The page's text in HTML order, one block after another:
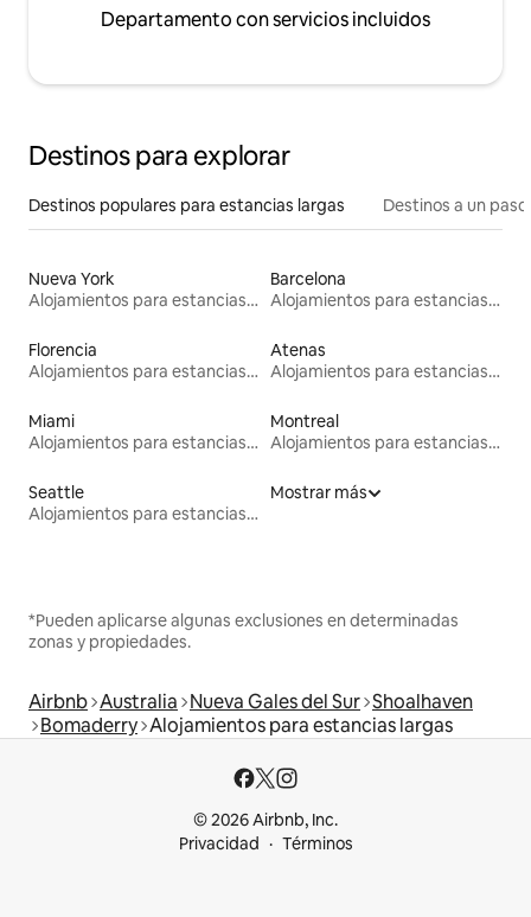
Departamento con servicios incluidos
Destinos para explorar
Destinos populares para estancias largas Destinos a un
Nueva York
Alojamientos para estancias largas
Barcelona
Alojamientos para estancias largas
Florencia
Alojamientos para estancias largas
Atenas
Alojamientos para estancias largas
Miami
Alojamientos para estancias largas
Montreal
Alojamientos para estancias largas
Seattle
Alojamientos para estancias largas
Mostrar más
*Pueden aplicarse algunas exclusiones en determinadas
zonas y propiedades.
Airbnb Australia Nueva Gales del Sur Shoalhaven
Bomaderry Alojamientos para estancias largas
© 2026 Airbnb, Inc.
Privacidad
Términos